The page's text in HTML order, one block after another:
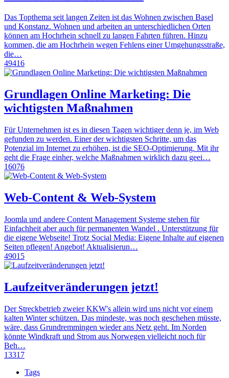
Das Topthema seit langen Zeiten ist das Wohnen zwischen Basel
und Konstanz. Wohnen und arbeiten an unterschiedlichen Orten
können am Hochrhein schnell zu langen Fahrten führen. Hinzu
kommen, die am Hochrhein wegen Fehlens einer Umgehungsstraße,
die…
49416
Grundlagen Online Marketing: Die
wichtigsten Maßnahmen
Für Unternehmen ist es in diesen Tagen wichtiger denn je, im Web
gefunden zu werden. Einer der wichtigsten Schritte, um das
Potenzial im Internet zu erhöhen, ist die SEO-Optimierung. Mit ihr
geht die Frage einher, welche Maßnahmen wirklich dazu geei…
16076
Web-Content & Web-System
Joomla und andere Content Management Systeme stehen für
Einfachheit aber auch für permanenten Wandel . Unterstützung für
die eigene Webseite! Trotz Social Media: Eigene Inhalte auf eigenen
Seiten pflegen! Angebot! Aktualisierun…
49015
Laufzeitveränderungen jetzt!
Der Streckbetrieb zweier KKW's allein wird uns nicht vor einem
kalten Winter schützen. Das mindeste, was noch geschehen müsste,
wäre, dass Grundremmingen wieder ans Netz geht. Im Norden
könnte Windkraft und Strom aus Norwegen vielleicht noch für
Beh…
13317
Tags